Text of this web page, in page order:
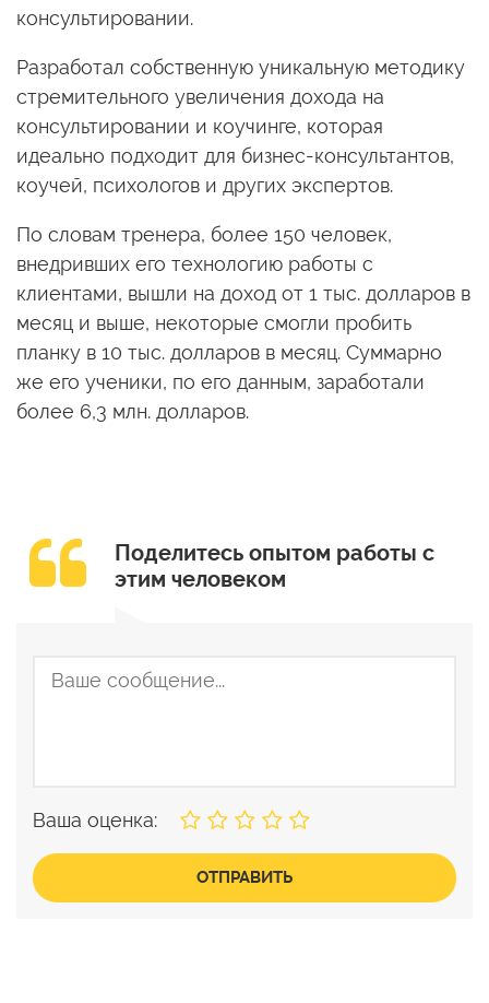
консультировании.
Разработал собственную уникальную методику
стремительного увеличения дохода на
консультировании и коучинге, которая
идеально подходит для бизнес-консультантов,
коучей, психологов и других экспертов.
По словам тренера, более 150 человек,
внедривших его технологию работы с
клиентами, вышли на доход от 1 тыс. долларов в
месяц и выше, некоторые смогли пробить
планку в 10 тыс. долларов в месяц. Суммарно
же его ученики, по его данным, заработали
более 6,3 млн. долларов.
Поделитесь опытом работы с
этим человеком
Ваша оценка:
ОТПРАВИТЬ